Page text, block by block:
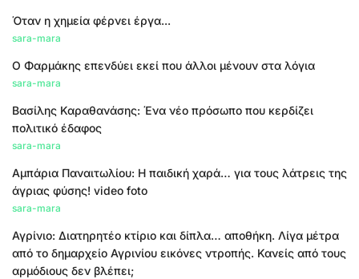
Όταν η χημεία φέρνει έργα...
sara-mara
Ο Φαρμάκης επενδύει εκεί που άλλοι μένουν στα λόγια
sara-mara
Βασίλης Καραθανάσης: Ένα νέο πρόσωπο που κερδίζει
πολιτικό έδαφος
sara-mara
Αμπάρια Παναιτωλίου: Η παιδική χαρά… για τους λάτρεις της
άγριας φύσης! video foto
sara-mara
Αγρίνιο: Διατηρητέο κτίριο και δίπλα… αποθήκη. Λίγα μέτρα
από το δημαρχείο Αγρινίου εικόνες ντροπής. Κανείς από τους
αρμόδιους δεν βλέπει;